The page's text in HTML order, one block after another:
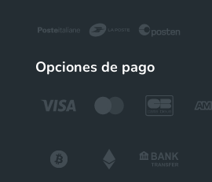
Opciones de pago